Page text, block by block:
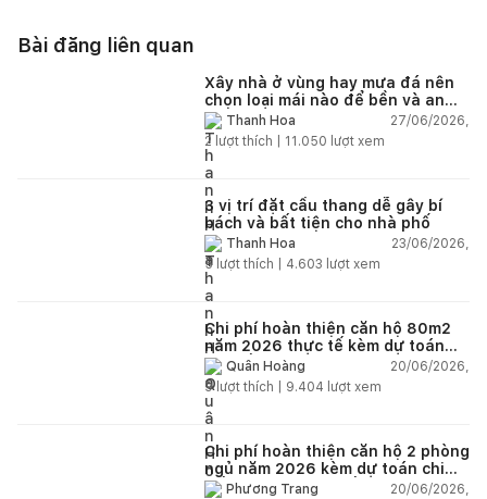
Bài đăng liên quan
Xây nhà ở vùng hay mưa đá nên
chọn loại mái nào để bền và an
toàn?Thanh Hoa
27/06/2026,
2 lượt thích | 11.050 lượt xem
3 vị trí đặt cầu thang dễ gây bí
bách và bất tiện cho nhà phố
Thanh Hoa
23/06/2026,
5 lượt thích | 4.603 lượt xem
Chi phí hoàn thiện căn hộ 80m2
năm 2026 thực tế kèm dự toán
chi tiết từng hạng mục
Quân Hoàng
20/06/2026,
9lượt thích | 9.404 lượt xem
Chi phí hoàn thiện căn hộ 2 phòng
ngủ năm 2026 kèm dự toán chi
tiết và ví dụ thực tế
Phương Trang
20/06/2026,